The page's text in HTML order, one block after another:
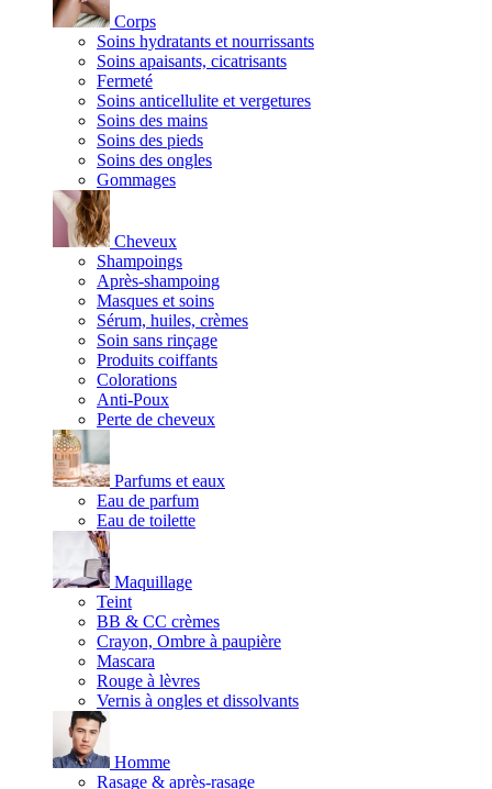
Corps
Soins hydratants et nourrissants
Soins apaisants, cicatrisants
Fermeté
Soins anticellulite et vergetures
Soins des mains
Soins des pieds
Soins des ongles
Gommages
Cheveux
Shampoings
Après-shampoing
Masques et soins
Sérum, huiles, crèmes
Soin sans rinçage
Produits coiffants
Colorations
Anti-Poux
Perte de cheveux
Parfums et eaux
Eau de parfum
Eau de toilette
Maquillage
Teint
BB & CC crèmes
Crayon, Ombre à paupière
Mascara
Rouge à lèvres
Vernis à ongles et dissolvants
Homme
Rasage & après-rasage